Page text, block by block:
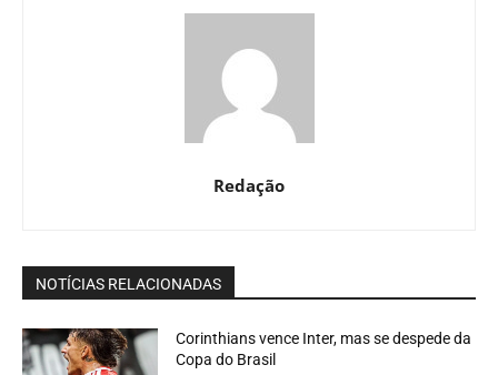
Redação
NOTÍCIAS RELACIONADAS
Corinthians vence Inter, mas se despede da
Copa do Brasil